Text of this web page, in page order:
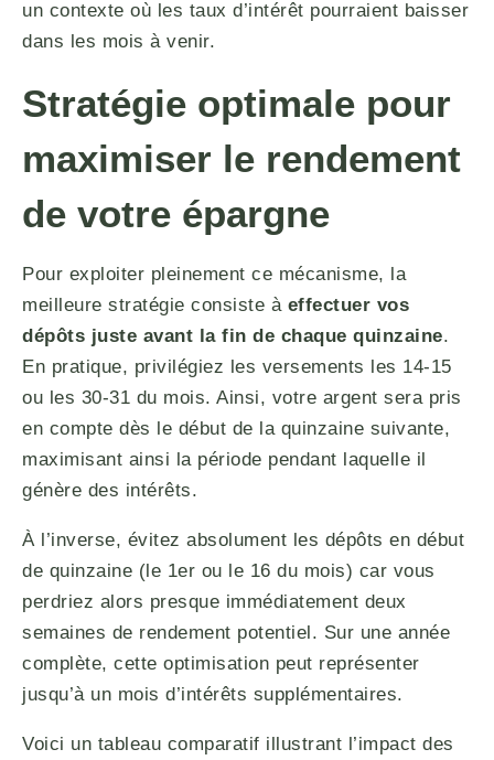
un contexte où les taux d’intérêt pourraient baisser
dans les mois à venir.
Stratégie optimale pour
maximiser le rendement
de votre épargne
Pour exploiter pleinement ce mécanisme, la
meilleure stratégie consiste à effectuer vos
dépôts juste avant la fin de chaque quinzaine.
En pratique, privilégiez les versements les 14-15
ou les 30-31 du mois. Ainsi, votre argent sera pris
en compte dès le début de la quinzaine suivante,
maximisant ainsi la période pendant laquelle il
génère des intérêts.
À l’inverse, évitez absolument les dépôts en début
de quinzaine (le 1er ou le 16 du mois) car vous
perdriez alors presque immédiatement deux
semaines de rendement potentiel. Sur une année
complète, cette optimisation peut représenter
jusqu’à un mois d’intérêts supplémentaires.
Voici un tableau comparatif illustrant l’impact des